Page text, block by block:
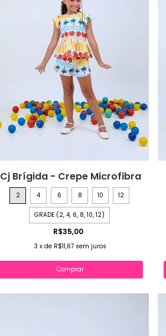
Cj Brígida - Crepe Microfibra
2 4 6 8 10 12
GRADE (2, 4, 6, 8, 10, 12)
R$35,00
3 xde R$11,67 sem juros
Comprar